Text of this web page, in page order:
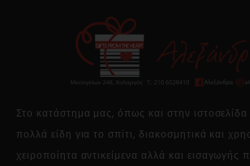
Στο κατάστημα μας, όπως και στην ιστοσελίδα
πολλά είδη για το σπίτι, διακοσμητικά και
χειροποίητα αντικείμενα αλλά και εισαγωγής